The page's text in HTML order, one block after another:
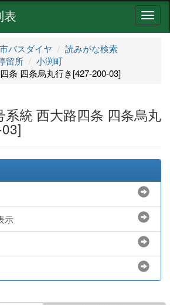
ナ
ビ
表
バスダイヤ
読みがな検索
留所
小渕町
条 四条烏丸行き[427-200-03]
系統 西大路四条 四条烏丸
示